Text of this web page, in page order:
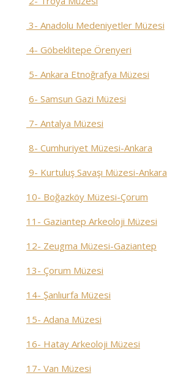
3- Anadolu Medeniyetler Müzesi
4- Göbeklitepe Örenyeri
5- Ankara Etnoğrafya Müzesi
6- Samsun Gazi Müzesi
7- Antalya Müzesi
8- Cumhuriyet Müzesi-Ankara
9- Kurtuluş Savaşı Müzesi-Ankara
10- Boğazköy Müzesi-Çorum
11- Gaziantep Arkeoloji Müzesi
12- Zeugma Müzesi-Gaziantep
13- Çorum Müzesi
14- Şanlıurfa Müzesi
15- Adana Müzesi
16- Hatay Arkeoloji Müzesi
17- Van Müzesi